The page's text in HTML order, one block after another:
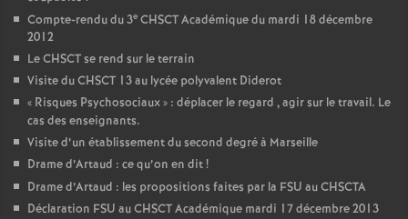
Compte-rendu du 3e CHSCT Académique du mardi 18 décembre
2012
Le CHSCT se rend sur le terrain
Visite du CHSCT 13 au lycée polyvalent Diderot
« Risques Psychosociaux» : déplacer le regard , agir sur le travail. Le
cas des enseignants.
Visite d’un établissement du second degré à Marseille
Drame d’Artaud : ce qu’on en dit!
Drame d’Artaud : les propositions faites par la FSU au CHSCTA
Déclaration FSU au CHSCT Académique mardi 17 décembre 2013